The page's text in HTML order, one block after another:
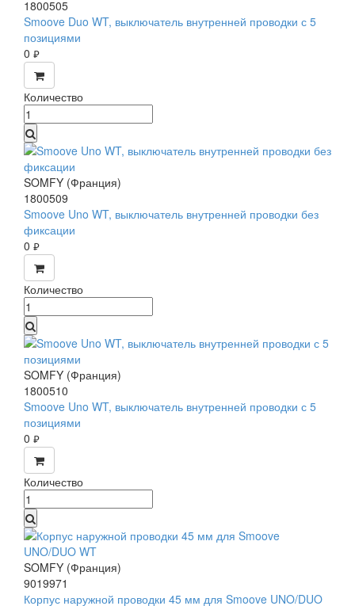
1800505
Smoove Duo WT, выключатель внутренней проводки с 5
позициями
0 руб.
Количество
SOMFY (Франция)
1800509
Smoove Uno WT, выключатель внутренней проводки без
фиксации
0 руб.
Количество
SOMFY (Франция)
1800510
Smoove Uno WT, выключатель внутренней проводки с 5
позициями
0 руб.
Количество
SOMFY (Франция)
9019971
Корпус наружной проводки 45 мм для Smoove UNO/DUO